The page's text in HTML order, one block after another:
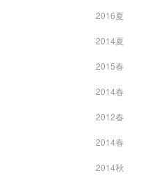
2016夏
2014夏
2015春
2014春
2012春
2014春
2014秋